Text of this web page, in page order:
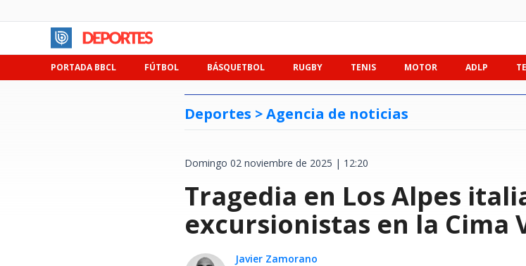
PORTADA BBCL FÚTBOL BÁSQUETBOL RUGBY TENIS MOTOR ADLP
Deportes >Agencia de noticias
Domingo 02 noviembre de 2025 | 12:20
Tragedia en Los Alpes
excursionistas en la Cima
Javier Zamorano